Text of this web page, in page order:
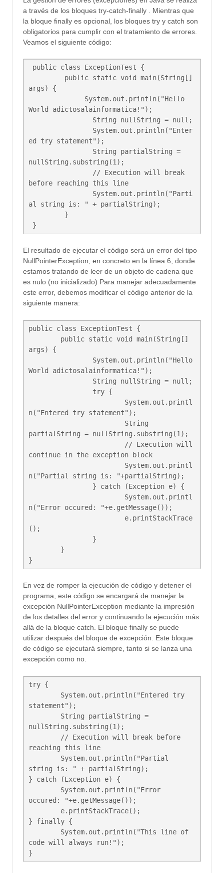
a través de los bloques try-catch-finally . Mientras que
la bloque finally es opcional, los bloques try y catch son
obligatorios para cumplir con el tratamiento de errores.
Veamos el siguiente código:
args) {
World adictosalainformatica!");
ed try statement");
nullString.substring(1);
before reaching this line
al string is: " + partialString);
El resultado de ejecutar el código será un error del tipo
NullPointerException, en concreto en la línea 6, donde
estamos tratando de leer de un objeto de cadena que
es nulo (no inicializado) Para manejar adecuadamente
este error, debemos modificar el código anterior de la
siguiente manera:
public class ExceptionTest {
args) {
World adictosalainformatica!");
n("Entered try statement");
partialString = nullString.substring(1);
continue in the exception block
n("Partial string is: "+partialString);
n("Error occured: "+e.getMessage());
();
En vez de romper la ejecución de código y detener el
programa, este código se encargará de manejar la
excepción NullPointerException mediante la impresión
de los detalles del error y continuando la ejecución más
allá de la bloque catch. El bloque finally se puede
utilizar después del bloque de excepción. Este bloque
de código se ejecutará siempre, tanto si se lanza una
excepción como no.
try {
statement");
nullString.substring(1);
reaching this line
string is: " + partialString);
} catch (Exception e) {
occured: "+e.getMessage());
} finally {
code will always run!");